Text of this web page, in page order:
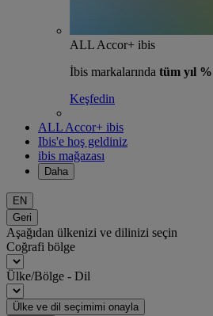
ALL Accor+ ibis
İbis markalarında tüm yıl
Keşfedin
ALL Accor+ ibis
Ibis'e hoş geldiniz
ibis mağazası
Daha
EN
Geri
Aşağıdan ülkenizi ve dilinizi seçin
Coğrafi bölge
Ülke/Bölge - Dil
Ülke ve dil seçimimi onayla